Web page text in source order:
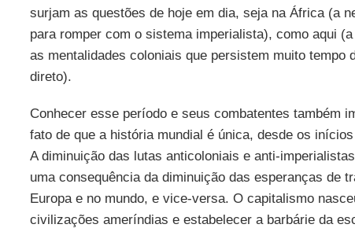
surjam as questões de hoje em dia, seja na África (a
para romper com o sistema imperialista), como aqui
as mentalidades coloniais que persistem muito tempo
direto).
Conhecer esse período e seus combatentes também
fato de que a história mundial é única, desde os
A diminuição das lutas anticoloniais e anti-
uma consequência da diminuição das esperanças de
Europa e no mundo, e vice-versa. O capitalismo
civilizações ameríndias e estabelecer a barbárie da